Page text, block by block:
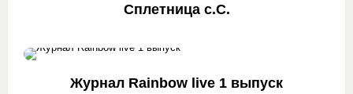
Сплетница с.С.
Журнал Rainbow live 1 выпуск